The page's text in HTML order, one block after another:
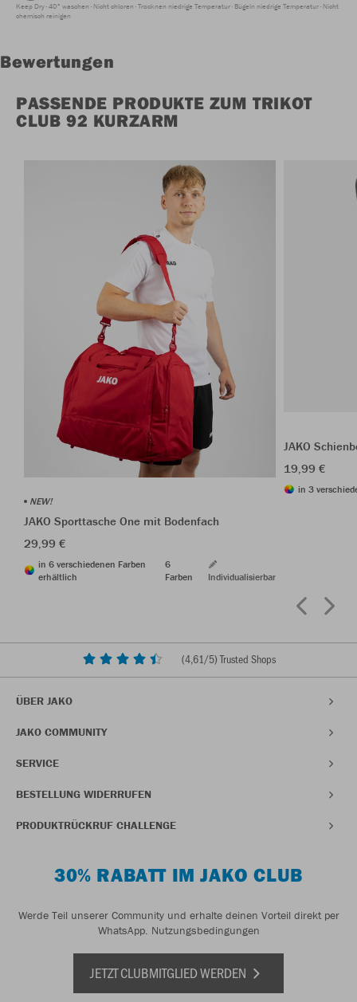
Keep Dry 40° waschen Nicht chloren Trocknen niedrige Temperatur Bügeln niedrige Temperatur Nicht
chemisch reinigen
Bewertungen
PASSENDE PRODUKTE ZUM TRIKOT
CLUB 92 KURZARM
NEW!
JAKO Sporttasche One mit Bodenfach
29,99 €
in 6 verschiedenen Farben
erhältlich
6
Farben
Individualisierbar
JAKO
19,99 €
in 3
(4,61/5) Trusted Shops
ÜBER JAKO
JAKO COMMUNITY
SERVICE
BESTELLUNG WIDERRUFEN
PRODUKTRÜCKRUF CHALLENGE
30% RABATT IM JAKO CLUB
Werde Teil unserer Community und erhalte deinen Vorteil direkt per
WhatsApp. Nutzungsbedingungen
JETZT CLUBMITGLIED WERDEN